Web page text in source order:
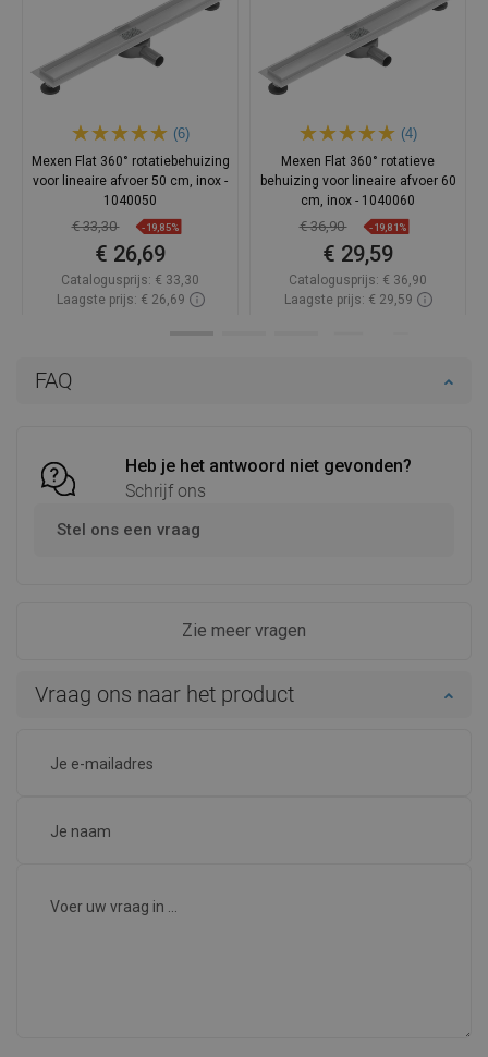
FAQ
Heb je het antwoord niet gevonden?
Schrijf ons
Stel ons een vraag
Zie meer vragen
Vraag ons naar het product
(6)
Mexen Flat 360° rotatiebehuizing
voor lineaire afvoer 50 cm, inox -
1040050
€ 33,30 -19,85%
€ 26,69
Catalogusprijs: € 33,30
Laagste prijs: € 26,69
(4)
Mexen Flat 360° rotatieve
behuizing voor lineaire afvoer 60
cm, inox - 1040060
€ 36,90 -19,81%
€ 29,59
Catalogusprijs: € 36,90
Laagste prijs: € 29,59